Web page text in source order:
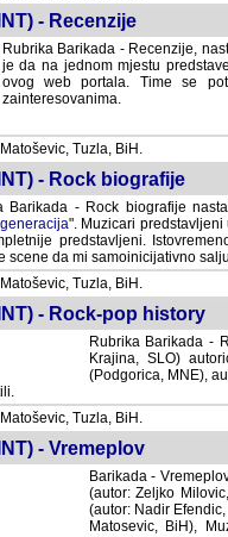
- Recenzije
Rubrika Barikada - Recenzije,
je da na jednom mjestu
ovog web portala. Time se
zainteresovanima.
Tuzla, BiH.
- Rock biografije
Barikada - Rock biografije
". Muzicari predstavljeni
predstavljeni.
scene da mi samoinicijativno
Tuzla, BiH.
- Rock-pop history
Rubrika Barikada -
Krajina, SLO)
(Podgorica, MNE),
Tuzla, BiH.
- Vremeplov
Barikada -
(autor: Zeljko
(autor: Nadir
Matosevic, BiH),